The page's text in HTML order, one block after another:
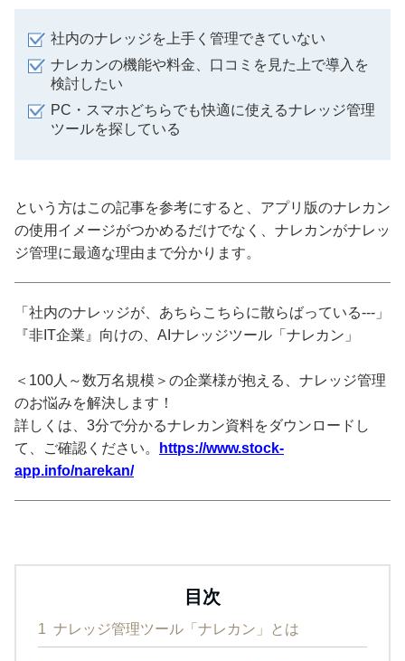
社内のナレッジを上手く管理できていない
ナレカンの機能や料金、口コミを見た上で導入を
検討したい
PC・スマホどちらでも快適に使えるナレッジ管理
ツールを探している
という方はこの記事を参考にすると、アプリ版のナレカン
の使用イメージがつかめるだけでなく、ナレカンがナレッ
ジ管理に最適な理由まで分かります。
「社内のナレッジが、あちらこちらに散らばっている---」
『非IT企業』向けの、AIナレッジツール「ナレカン」
＜100人～数万名規模＞の企業様が抱える、ナレッジ管理
のお悩みを解決します！
詳しくは、3分で分かるナレカン資料をダウンロードし
て、ご確認ください。
https://www.stock-
app.info/narekan/
目次
1 ナレッジ管理ツール「ナレカン」とは